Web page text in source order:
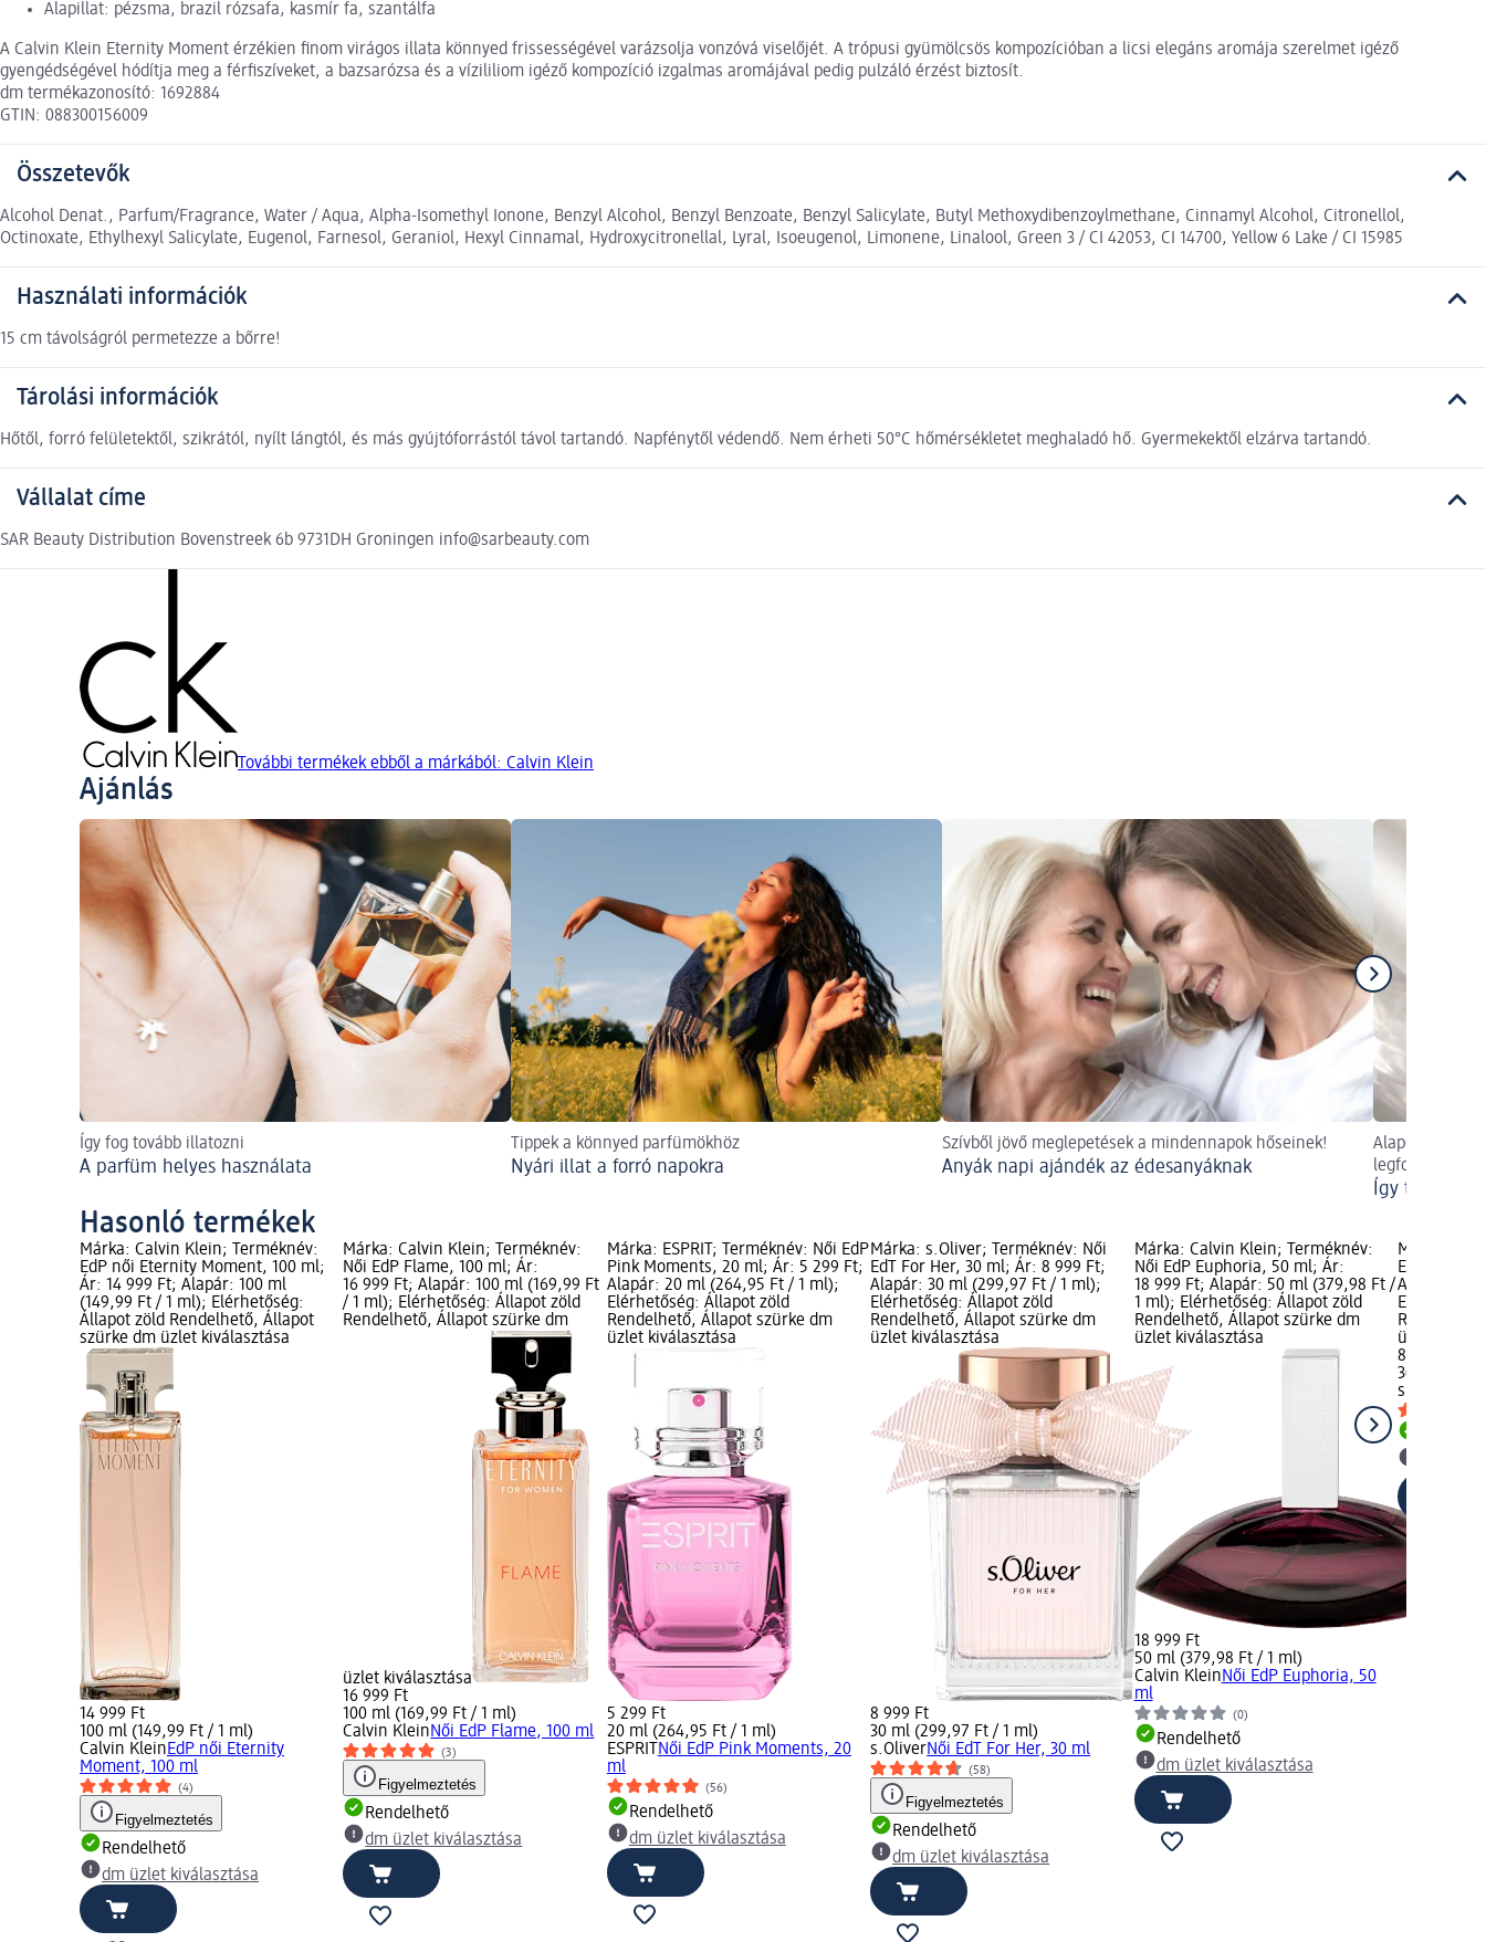
Alapillat: pézsma, brazil rózsafa, kasmír fa, szantálfa
A Calvin Klein Eternity Moment érzékien finom virágos illata könnyed frissességével varázsolja vonzóvá viselőjét. A trópusi gyümölcsös kompozícióban a licsi elegáns aromája szerelmet igéző
gyengédségével hódítja meg a férfiszíveket, a bazsarózsa és a vízililiom igéző kompozíció izgalmas aromájával pedig pulzáló érzést biztosít.
dm termékazonosító: 1692884
GTIN: 088300156009
Összetevők
Alcohol Denat., Parfum/Fragrance, Water / Aqua, Alpha-Isomethyl Ionone, Benzyl Alcohol, Benzyl Benzoate, Benzyl Salicylate, Butyl Methoxydibenzoylmethane, Cinnamyl Alcohol, Citronellol,
Octinoxate, Ethylhexyl Salicylate, Eugenol, Farnesol, Geraniol, Hexyl Cinnamal, Hydroxycitronellal, Lyral, Isoeugenol, Limonene, Linalool, Green 3 / CI 42053, CI 14700, Yellow 6 Lake / CI 15985
Használati információk
15 cm távolságról permetezze a bőrre!
Tárolási információk
Hőtől, forró felületektől, szikrától, nyílt lángtól, és más gyújtóforrástól távol tartandó. Napfénytől védendő. Nem érheti 50°C hőmérsékletet meghaladó hő. Gyermekektől elzárva tartandó.
Vállalat címe
SAR Beauty Distribution Bovenstreek 6b 9731DH Groningen info@sarbeauty.com
További termékek ebből a márkából: Calvin Klein
Ajánlás
Így fog tovább illatozni
A parfüm helyes használata
Tippek a könnyed parfümökhöz
Nyári illat a forró napokra
Szívből jövő meglepetések a mindennapok hőseinek!
Anyák napi ajándék az édesanyáknak
Alaposan
legfontosabb
Így találd
Hasonló termékek
Márka: Calvin Klein; Terméknév:
EdP női Eternity Moment, 100 ml;
Ár: 14 999 Ft; Alapár: 100 ml
(149,99 Ft / 1 ml); Elérhetőség:
Állapot zöld Rendelhető, Állapot
szürke dm üzlet kiválasztása
14 999 Ft
100 ml (149,99 Ft / 1 ml)
Calvin KleinEdP női Eternity
Moment, 100 ml
(4)
Figyelmeztetés
Rendelhető
dm üzlet kiválasztása
Márka: Calvin Klein; Terméknév:
Női EdP Flame, 100 ml; Ár:
16 999 Ft; Alapár: 100 ml (169,99 Ft
/ 1 ml); Elérhetőség: Állapot zöld
Rendelhető, Állapot szürke dm
üzlet kiválasztása
16 999 Ft
100 ml (169,99 Ft / 1 ml)
Calvin KleinNői EdP Flame, 100 ml
(3)
Figyelmeztetés
Rendelhető
dm üzlet kiválasztása
Márka: ESPRIT; Terméknév: Női EdP
Pink Moments, 20 ml; Ár: 5 299 Ft;
Alapár: 20 ml (264,95 Ft / 1 ml);
Elérhetőség: Állapot zöld
Rendelhető, Állapot szürke dm
üzlet kiválasztása
5 299 Ft
20 ml (264,95 Ft / 1 ml)
ESPRIT Női EdP Pink Moments, 20
ml
(56)
Rendelhető
dm üzlet kiválasztása
Márka: s.Oliver; Terméknév: Női
EdT For Her, 30 ml; Ár: 8 999 Ft;
Alapár: 30 ml (299,97 Ft / 1 ml);
Elérhetőség: Állapot zöld
Rendelhető, Állapot szürke dm
üzlet kiválasztása
8 999 Ft
30 ml (299,97 Ft / 1 ml)
s.OliverNői EdT For Her, 30 ml
(58)
Figyelmeztetés
Rendelhető
dm üzlet kiválasztása
Márka: Calvin Klein; Terméknév:
Női EdP Euphoria, 50 ml; Ár:
18 999 Ft; Alapár: 50 ml (379,98 Ft /
1 ml); Elérhetőség: Állapot zöld
Rendelhető, Állapot szürke dm
üzlet kiválasztása
18 999 Ft
50 ml (379,98 Ft / 1 ml)
Calvin KleinNői EdP Euphoria, 50
ml
(0)
Rendelhető
dm üzlet kiválasztása
Márka:
EdT Life
Alapár: 30
üzlet
8 999 Ft
30 ml
s.Oliver